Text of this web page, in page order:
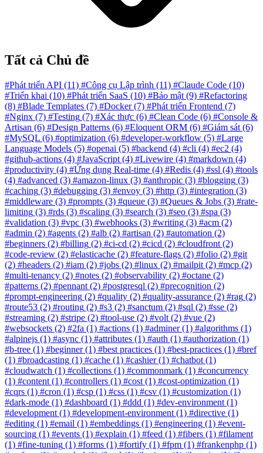
Tất cả Chủ đề
#Phát triển API (11) #Công cụ Lập trình (11) #Claude Code (10)
#Triển khai (10) #Phát triển SaaS (10) #Bảo mật (9) #Refactoring
(8) #Blade Templates (7) #Docker (7) #Phát triển Frontend (7)
#Nginx (7) #Testing (7) #Xác thực (6) #Clean Code (6) #Console &
Artisan (6) #Design Patterns (6) #Eloquent ORM (6) #Giám sát (6)
#MySQL (6) #optimization (6) #developer-workflow (5) #Large
Language Models (5) #openai (5) #backend (4) #cli (4) #ec2 (4)
#github-actions (4) #JavaScript (4) #Livewire (4) #markdown (4)
#productivity (4) #Ứng dụng Real-time (4) #Redis (4) #ssl (4) #tools
(4) #advanced (3) #amazon-linux (3) #anthropic (3) #blogging (3)
#caching (3) #debugging (3) #envoy (3) #http (3) #integration (3)
#middleware (3) #prompts (3) #queue (3) #Queues & Jobs (3) #rate-
limiting (3) #rds (3) #scaling (3) #search (3) #seo (3) #spa (3)
#validation (3) #vpc (3) #webhooks (3) #writing (3) #acm (2)
#admin (2) #agents (2) #alb (2) #artisan (2) #automation (2)
#beginners (2) #billing (2) #ci-cd (2) #cicd (2) #cloudfront (2)
#code-review (2) #elasticache (2) #feature-flags (2) #folio (2) #git
(2) #headers (2) #iam (2) #jobs (2) #linux (2) #mailpit (2) #mcp (2)
#multi-tenancy (2) #notes (2) #observability (2) #octane (2)
#patterns (2) #pennant (2) #postgresql (2) #precognition (2)
#prompt-engineering (2) #quality (2) #quality-assurance (2) #rag (2)
#route53 (2) #routing (2) #s3 (2) #sanctum (2) #sql (2) #sse (2)
#streaming (2) #stripe (2) #tool-use (2) #volt (2) #vue (2)
#websockets (2) #2fa (1) #actions (1) #adminer (1) #algorithms (1)
#alpinejs (1) #async (1) #attributes (1) #auth (1) #authorization (1)
#b-tree (1) #beginner (1) #best practices (1) #best-practices (1) #bref
(1) #broadcasting (1) #cache (1) #cashier (1) #chatbot (1)
#cloudwatch (1) #collections (1) #commonmark (1) #concurrency
(1) #content (1) #controllers (1) #cost (1) #cost-optimization (1)
#cqrs (1) #cron (1) #csp (1) #css (1) #csv (1) #customization (1)
#dark-mode (1) #dashboard (1) #ddd (1) #dev-environment (1)
#development (1) #development-environment (1) #directive (1)
#editing (1) #email (1) #embeddings (1) #engineering (1) #event-
sourcing (1) #events (1) #explain (1) #feed (1) #fibers (1) #filament
(1) #fine-tuning (1) #forms (1) #fortify (1) #fpm (1) #frankenphp (1)